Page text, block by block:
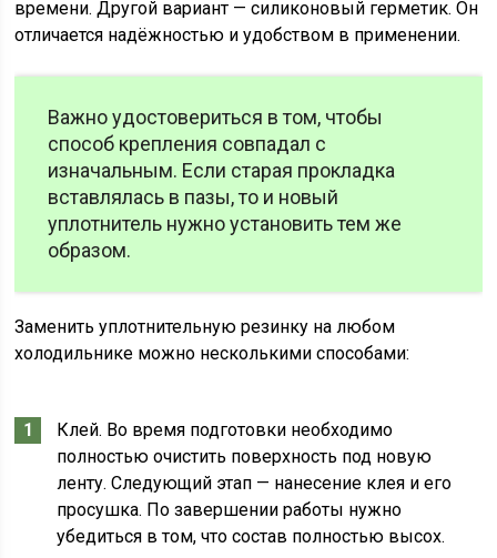
времени. Другой вариант — силиконовый герметик. Он
отличается надёжностью и удобством в применении.
Важно удостовериться в том, чтобы
способ крепления совпадал с
изначальным. Если старая прокладка
вставлялась в пазы, то и новый
уплотнитель нужно установить тем же
образом.
Заменить уплотнительную резинку на любом
холодильнике можно несколькими способами:
Клей. Во время подготовки необходимо
полностью очистить поверхность под новую
ленту. Следующий этап — нанесение клея и его
просушка. По завершении работы нужно
убедиться в том, что состав полностью высох.